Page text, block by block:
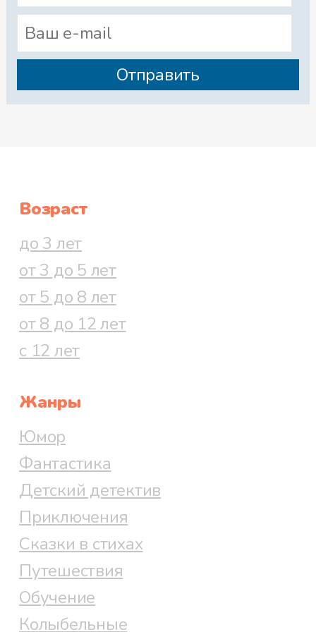
Возраст
до 3 лет
от 3 до 5 лет
от 5 до 8 лет
от 8 до 12 лет
с 12 лет
Жанры
Юмор
Фантастика
Детский детектив
Приключения
Сказки в стихах
Путешествия
Обучение
Колыбельные